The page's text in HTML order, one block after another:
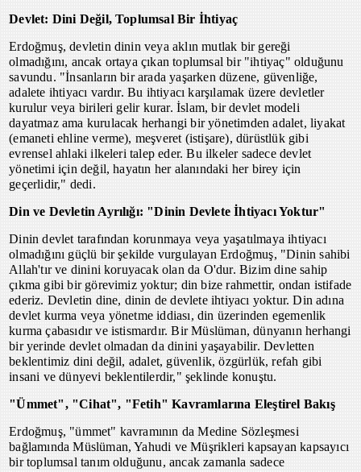
Devlet: Dini Değil, Toplumsal Bir İhtiyaç
Erdoğmuş, devletin dinin veya aklın mutlak bir gereği
olmadığını, ancak ortaya çıkan toplumsal bir "ihtiyaç" olduğunu
savundu. "İnsanların bir arada yaşarken düzene, güvenliğe,
adalete ihtiyacı vardır. Bu ihtiyacı karşılamak üzere devletler
kurulur veya birileri gelir kurar. İslam, bir devlet modeli
dayatmaz ama kurulacak herhangi bir yönetimden adalet, liyakat
(emaneti ehline verme), meşveret (istişare), dürüstlük gibi
evrensel ahlaki ilkeleri talep eder. Bu ilkeler sadece devlet
yönetimi için değil, hayatın her alanındaki her birey için
geçerlidir," dedi.
Din ve Devletin Ayrılığı: "Dinin Devlete İhtiyacı Yoktur"
Dinin devlet tarafından korunmaya veya yaşatılmaya ihtiyacı
olmadığını güçlü bir şekilde vurgulayan Erdoğmuş, "Dinin sahibi
Allah'tır ve dinini koruyacak olan da O'dur. Bizim dine sahip
çıkma gibi bir görevimiz yoktur; din bize rahmettir, ondan istifade
ederiz. Devletin dine, dinin de devlete ihtiyacı yoktur. Din adına
devlet kurma veya yönetme iddiası, din üzerinden egemenlik
kurma çabasıdır ve istismardır. Bir Müslüman, dünyanın herhangi
bir yerinde devlet olmadan da dinini yaşayabilir. Devletten
beklentimiz dini değil, adalet, güvenlik, özgürlük, refah gibi
insani ve dünyevi beklentilerdir," şeklinde konuştu.
"Ümmet", "Cihat", "Fetih" Kavramlarına Eleştirel Bakış
Erdoğmuş, "ümmet" kavramının da Medine Sözleşmesi
bağlamında Müslüman, Yahudi ve Müşrikleri kapsayan kapsayıcı
bir toplumsal tanım olduğunu, ancak zamanla sadece